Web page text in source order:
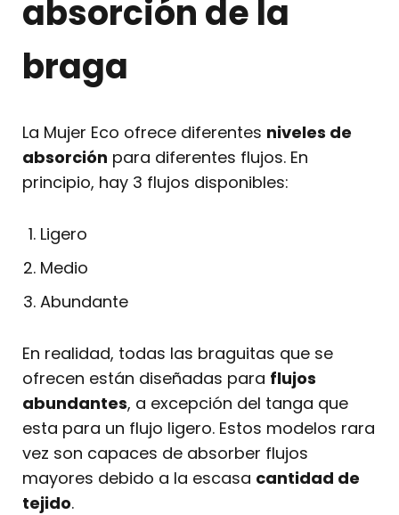
absorción de la
braga
La Mujer Eco ofrece diferentes niveles de
absorción para diferentes flujos. En
principio, hay 3 flujos disponibles:
Ligero
Medio
Abundante
En realidad, todas las braguitas que se
ofrecen están diseñadas para flujos
abundantes, a excepción del tanga que
esta para un flujo ligero. Estos modelos rara
vez son capaces de absorber flujos
mayores debido a la escasa cantidad de
tejido.